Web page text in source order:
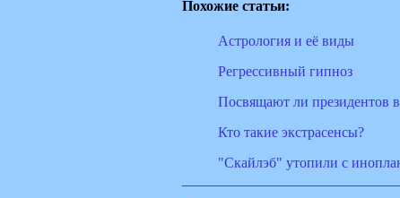
Похожие статьи:
Астрология и её виды
Регрессивный гипноз
Посвящают ли президентов
Кто такие экстрасенсы?
"Скайлэб" утопили с